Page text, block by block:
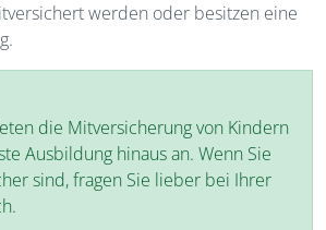
werden oder besitzen eine
die Mitversicherung von Kindern
Ausbildung hinaus an. Wenn Sie
sind, fragen Sie lieber bei Ihrer